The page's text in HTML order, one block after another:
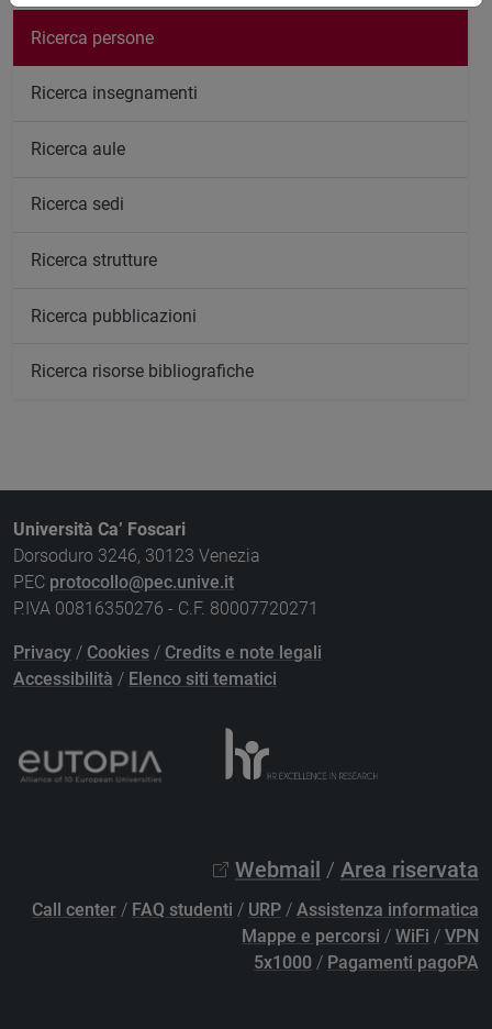
Ricerca persone
Ricerca insegnamenti
Ricerca aule
Ricerca sedi
Ricerca strutture
Ricerca pubblicazioni
Ricerca risorse bibliografiche
Università Ca’ Foscari
Dorsoduro 3246, 30123 Venezia
PEC protocollo@pec.unive.it
P.IVA 00816350276 - C.F. 80007720271
Privacy / Cookies / Credits e note legali
Accessibilità / Elenco siti tematici
Webmail / Area riservata
Call center / FAQ studenti / URP / Assistenza informatica
Mappe e percorsi / WiFi / VPN
5x1000 / Pagamenti pagoPA